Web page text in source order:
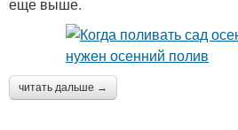
читать дальше →